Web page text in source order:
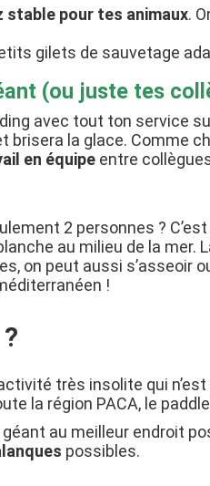
stable pour tes animaux.
gilets de sauvetage
(ou juste tes
avec tout ton service
brisera la glace. Comme
en équipe entre
2 personnes ?
au milieu de la
on peut aussi s’asseoir
!
très insolite qui
la région PACA, le
au meilleur endroit
possibles.